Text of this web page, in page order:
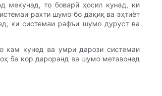
мекунад, то боварӣ ҳосил кунад, ки
рахти шумо бо дақиқ ва эҳтиёт
ки системаи рафъи шумо дуруст ва
кам кунед ва умри дарози системаи
ба кор дароранд ва шумо метавонед